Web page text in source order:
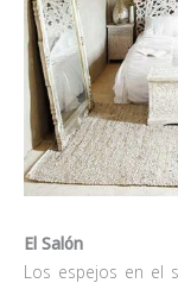
El Salón
Los espejos en el